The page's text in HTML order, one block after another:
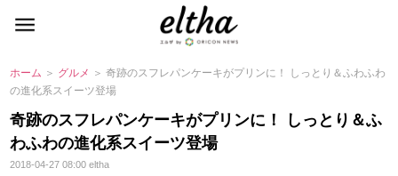
ホーム ＞ グルメ ＞ 奇跡のスフレパンケーキがプリンに！ しっとり＆ふわふわ
の進化系スイーツ登場
奇跡のスフレパンケーキがプリンに！ しっとり＆ふ
わふわの進化系スイーツ登場
2018-04-27 08:00eltha